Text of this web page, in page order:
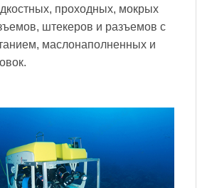
проходных, мокрых
штекеров и разъемов с
маслонаполненных и